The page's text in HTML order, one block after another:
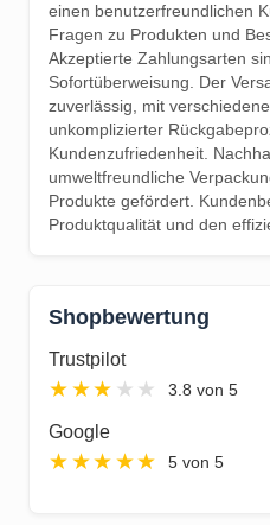
einen benutzerfreundlichen
Fragen zu Produkten und
Akzeptierte Zahlungsarten
Sofortüberweisung. Der
zuverlässig, mit
unkomplizierter
Kundenzufriedenheit.
umweltfreundliche
Produkte gefördert.
Produktqualität und den
Shopbewertung
Trustpilot
★★★ ★ ★ 3.8 von 5
Google
★★★★★ 5 von 5